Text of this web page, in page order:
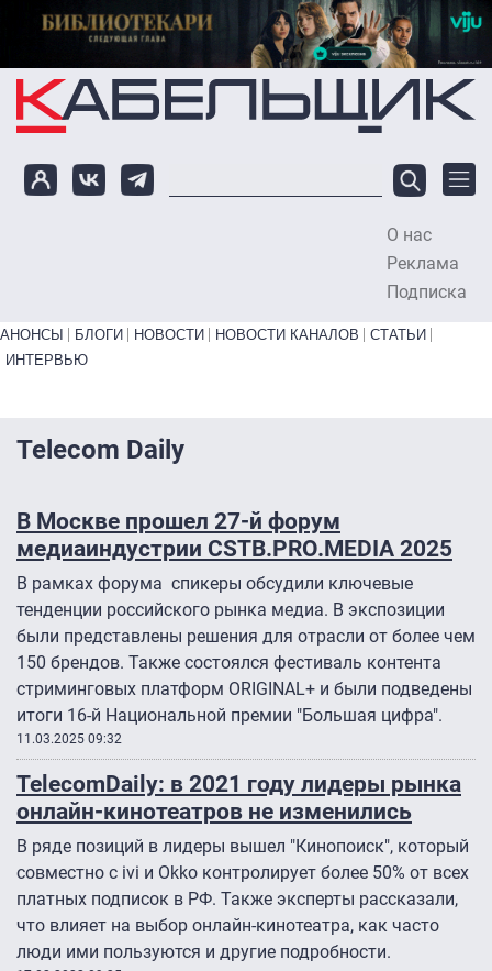
Перейти к основному содержанию
О нас
Реклама
Подписка
Primary links bottom
АНОНСЫ БЛОГИ НОВОСТИ НОВОСТИ КАНАЛОВ
СТАТЬИ
ИНТЕРВЬЮ
Telecom Daily
В Москве прошел 27-й форум
медиаиндустрии CSTB.PRO.MEDIA 2025
В рамках форума спикеры обсудили ключевые
тенденции российского рынка медиа. В экспозиции
были представлены решения для отрасли от более чем
150 брендов. Также состоялся фестиваль контента
стриминговых платформ ORIGINAL+ и были подведены
итоги 16-й Национальной премии "Большая цифра".
11.03.2025 09:32
TelecomDaily: в 2021 году лидеры рынка
онлайн-кинотеатров не изменились
В ряде позиций в лидеры вышел "Кинопоиск", который
совместно с ivi и Okko контролирует более 50% от всех
платных подписок в РФ. Также эксперты рассказали,
что влияет на выбор онлайн-кинотеатра, как часто
люди ими пользуются и другие подробности.